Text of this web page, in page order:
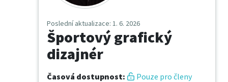
Poslední aktualizace: 1. 6. 2026
Športový grafický
dizajnér
Časová dostupnost:
Pouze pro členy